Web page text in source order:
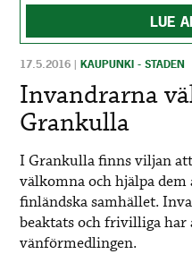
LUE
17.5.2016 |KAUPUNKI - STADEN
Invandrarna
Grankulla
I Grankulla finns viljan
välkomna och hjälpa
finländska samhället.
beaktats och frivilliga
vänförmedlingen.